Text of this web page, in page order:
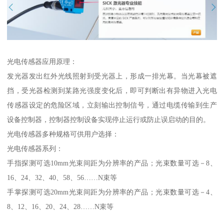
光电传感器应用原理：
发光器发出红外光线照射到受光器上，形成一排光幕。当光幕被遮
挡，受光器检测到某路光强度变化后，即可判断出有异物进入光电
传感器设定的危险区域，立刻输出控制信号，通过电缆传输到生产
设备控制器，控制器控制设备实现停止运行或防止误启动的目的。
光电传感器多种规格可供用户选择：
光电传感器系列：
手指探测可选10mm光束间距为分辨率的产品；光束数量可选－8、
16、24、32、40、58、56……N束等
手掌探测可选20mm光束间距为分辨率的产品；光束数量可选－4、
8、12、16、20、24、28……N束等